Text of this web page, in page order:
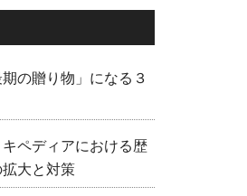
の贈り物」になる３
ペディアにおける歴
拡大と対策